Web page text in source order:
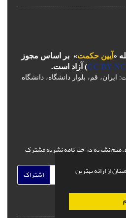
از ارائه بهترین
« آیین حکمت» بر اساس مجوز
CC BY-NC) آزاد است.
قم، بلوار دانشگاه، دانشگاه
مهم نشریه در خبرنامه نشریه مشترک
اشتراک